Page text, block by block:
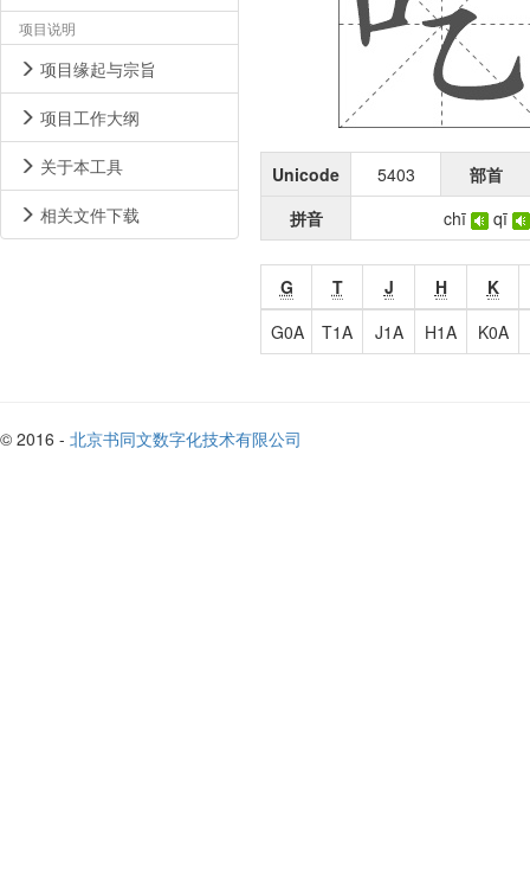
项目说明
项目缘起与宗旨
项目工作大纲
关于本工具
相关文件下载
Unicode 5403
部首
拼音
chī qī
G T J H
K
G0A
T1A J1A H1A K0A
© 2016 - 北京书同文数字化技术有限公司